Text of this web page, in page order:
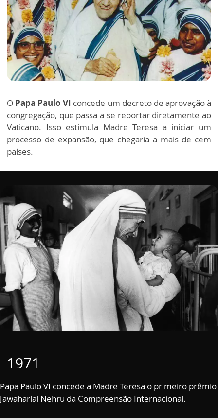
O Papa Paulo VI concede um decreto de aprovação à
congregação, que passa a se reportar diretamente ao
Vaticano. Isso estimula Madre Teresa a iniciar um
processo de expansão, que chegaria a mais de cem
países.
1971
Papa Paulo VI concede a Madre Teresa o primeiro prêmio
Jawaharlal Nehru da Compreensão Internacional.